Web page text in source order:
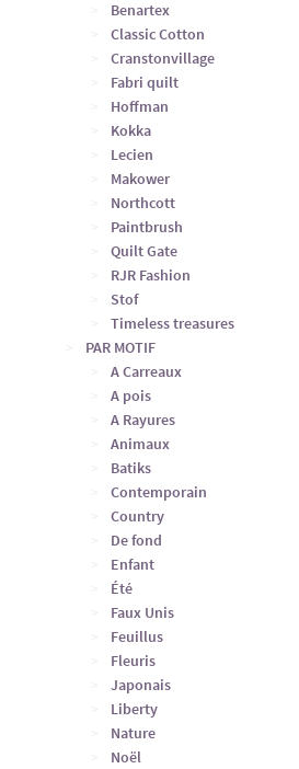
Benartex
Classic Cotton
Cranstonvillage
Fabri quilt
Hoffman
Kokka
Lecien
Makower
Northcott
Paintbrush
Quilt Gate
RJR Fashion
Stof
Timeless treasures
PAR MOTIF
A Carreaux
A pois
A Rayures
Animaux
Batiks
Contemporain
Country
De fond
Enfant
Été
Faux Unis
Feuillus
Fleuris
Japonais
Liberty
Nature
Noël